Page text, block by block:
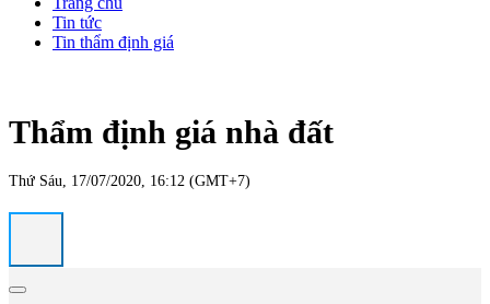
Tin tức
Tin thẩm định giá
Thẩm định giá nhà đất
Thứ Sáu, 17/07/2020, 16:12 (GMT+7)